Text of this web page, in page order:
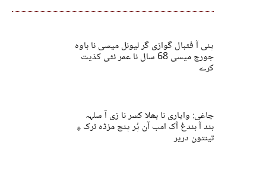
پنی آ فٹبال گوازی گر لیونل میسی نا باوہ
جورج میسی 68 سال نا عمر ئٹی کذیت
کرے
چاغی: واپاری نا بھلا کسر نا زی آ سلہہ
بند آ بندغ آک امب آن پُر پنچ مزڈہ ٹرک ءِ
تینتون دریر